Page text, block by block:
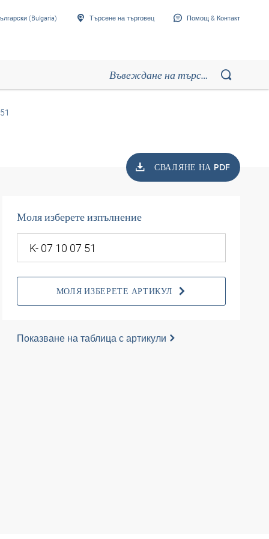
(Bulgaria) Търсене на търговец Помощ & Контакт
СВАЛЯНЕ НА PDF
Моля изберете изпълнение
МОЛЯ ИЗБЕРЕТЕ АРТИКУЛ
Показване на таблица с артикули